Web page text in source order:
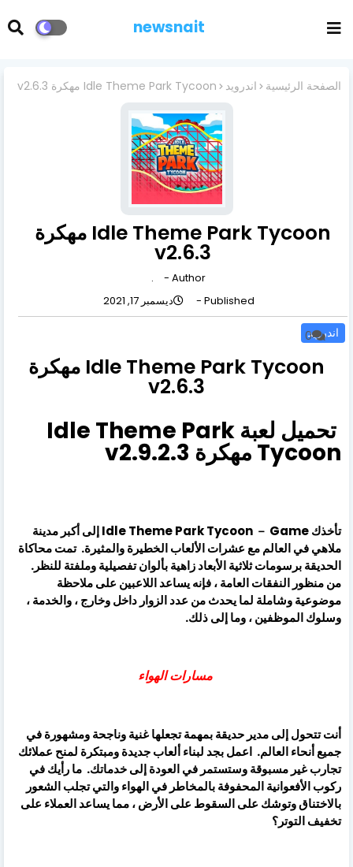
newsnait
الصفحة الرئيسية اندرويد Idle Theme Park Tycoon مهكرة v2.6.3
Idle Theme Park Tycoon مهكرة
v2.6.3
Author -
.
Published -
ديسمبر 17, 2021
اندرويد0
Idle Theme Park Tycoon مهكرة
v2.6.3
تحميل لعبة Idle Theme Park
Tycoon مهكرة v2.9.2.3
تأخذك Idle Theme Park Tycoon － Game إلى أكبر مدينة
ملاهي في العالم مع عشرات الألعاب الخطيرة والمثيرة. تمت محاكاة
الحديقة برسومات ثلاثية الأبعاد زاهية بألوان تفصيلية وملفتة للنظر.
من منظور النفقات العامة ، فإنه يساعد اللاعبين على ملاحظة
موضوعية وشاملة لما يحدث من عدد الزوار داخل وخارج ، والخدمة ،
وسلوك الموظفين ، وما إلى ذلك.
مسارات الهواء
أنت تتحول إلى مدير حديقة بمهمة تجعلها غنية وناجحة ومشهورة في
جميع أنحاء العالم. اعمل بجد لبناء ألعاب جديدة ومبتكرة لمنح عملائك
تجارب غير مسبوقة وستستمر في العودة إلى خدماتك. ما رأيك في
ركوب الأفعوانية المحفوفة بالمخاطر في الهواء والتي تجلب الشعور
بالاختناق وتوشك على السقوط على الأرض ، مما يساعد العملاء على
تخفيف التوتر؟